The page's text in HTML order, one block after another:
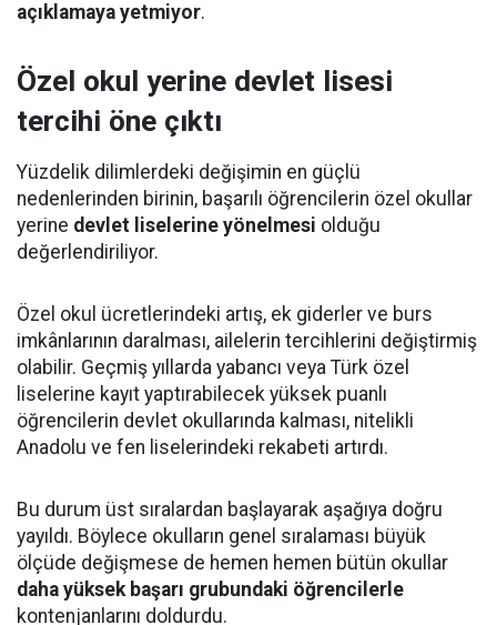
açıklamaya yetmiyor.
Özel okul yerine devlet lisesi
tercihi öne çıktı
Yüzdelik dilimlerdeki değişimin en güçlü
nedenlerinden birinin, başarılı öğrencilerin özel okullar
yerine devlet liselerine yönelmesi olduğu
değerlendiriliyor.
Özel okul ücretlerindeki artış, ek giderler ve burs
imkânlarının daralması, ailelerin tercihlerini değiştirmiş
olabilir. Geçmiş yıllarda yabancı veya Türk özel
liselerine kayıt yaptırabilecek yüksek puanlı
öğrencilerin devlet okullarında kalması, nitelikli
Anadolu ve fen liselerindeki rekabeti artırdı.
Bu durum üst sıralardan başlayarak aşağıya doğru
yayıldı. Böylece okulların genel sıralaması büyük
ölçüde değişmese de hemen hemen bütün okullar
daha yüksek başarı grubundaki öğrencilerle
kontenjanlarını doldurdu.